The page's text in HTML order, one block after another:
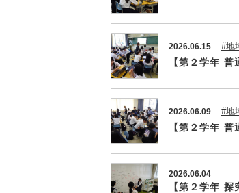
2026.06.15 #地
【第２学年
2026.06.09 #地
【第２学年
2026.06.04
【第２学年